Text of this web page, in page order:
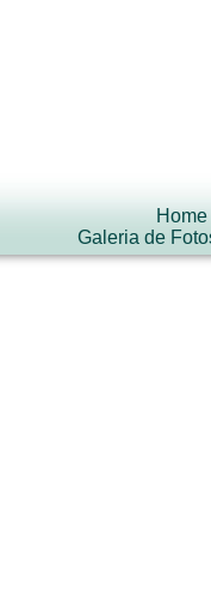
Home
Galeria de